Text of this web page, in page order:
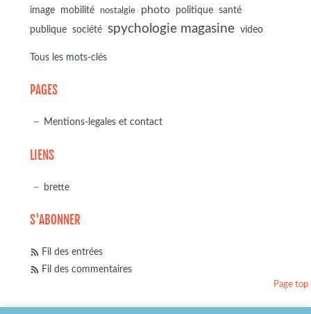
image mobilité nostalgie photo politique
santé
publique
société spychologie magasine video
Tous les mots-clés
PAGES
Mentions-legales et contact
LIENS
brette
S'ABONNER
Fil des entrées
Fil des commentaires
Page top